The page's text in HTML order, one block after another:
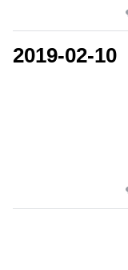
2019-02-10